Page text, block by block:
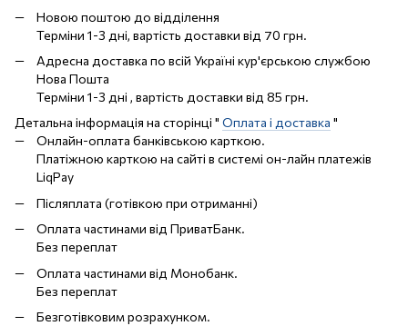
Новою поштою до відділення
Терміни 1-3 дні, вартість доставки від 70 грн.
Адресна доставка по всій Україні кур'єрською службою
Нова Пошта
Терміни 1-3 дні , вартість доставки від 85 грн.
Детальна інформація на сторінці " Оплата і доставка "
Онлайн-оплата банківською карткою.
Платіжною карткою на сайті в системі он-лайн платежів
LiqPay
Післяплата (готівкою при отриманні)
Оплата частинами від ПриватБанк.
Без переплат
Оплата частинами від Монобанк.
Без переплат
Безготівковим розрахунком.